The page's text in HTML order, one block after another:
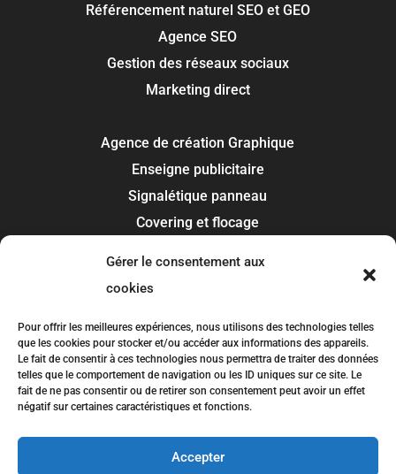
Gérer le consentement aux
cookies
Pour offrir les meilleures expériences, nous utilisons des technologies telles
que les cookies pour stocker et/ou accéder aux informations des appareils.
Le fait de consentir à ces technologies nous permettra de traiter des données
telles que le comportement de navigation ou les ID uniques sur ce site. Le
fait de ne pas consentir ou de retirer son consentement peut avoir un effet
négatif sur certaines caractéristiques et fonctions.
Accepter
Référencement naturel SEO et GEO
Agence SEO
Gestion des réseaux sociaux
Marketing direct
Agence de création Graphique
Enseigne publicitaire
Signalétique panneau
Covering et flocage
Toulouse
Colomiers
Blagnac
Tournefeuille
Plaisance-du-Touch
Balma